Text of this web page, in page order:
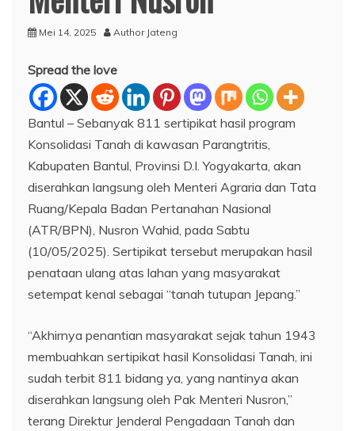
Mei 14, 2025 Author Jateng
Spread the love
Bantul – Sebanyak 811 sertipikat hasil program
Konsolidasi Tanah di kawasan Parangtritis,
Kabupaten Bantul, Provinsi D.I. Yogyakarta, akan
diserahkan langsung oleh Menteri Agraria dan Tata
Ruang/Kepala Badan Pertanahan Nasional
(ATR/BPN), Nusron Wahid, pada Sabtu
(10/05/2025). Sertipikat tersebut merupakan hasil
penataan ulang atas lahan yang masyarakat
setempat kenal sebagai “tanah tutupan Jepang.”
“Akhirnya penantian masyarakat sejak tahun 1943
membuahkan sertipikat hasil Konsolidasi Tanah, ini
sudah terbit 811 bidang ya, yang nantinya akan
diserahkan langsung oleh Pak Menteri Nusron,”
terang Direktur Jenderal Pengadaan Tanah dan